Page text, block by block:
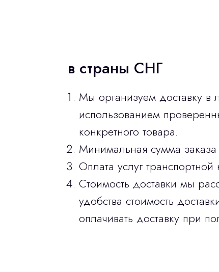
в страны СНГ
Мы организуем доставку в
использованием
конкретного товара.
Минимальная сумма
Оплата услуг
Стоимость доставки мы
удобства стоимость
оплачивать доставку при